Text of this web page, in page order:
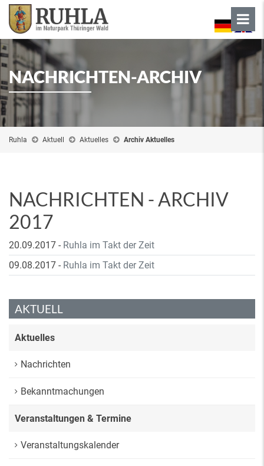
NACHRICHTEN-ARCHIV
Ruhla Aktuell Aktuelles Archiv Aktuelles
NACHRICHTEN - ARCHIV
2017
20.09.2017 - Ruhla im Takt der Zeit
09.08.2017 - Ruhla im Takt der Zeit
AKTUELL
Aktuelles
Nachrichten
Bekanntmachungen
Veranstaltungen & Termine
Veranstaltungskalender